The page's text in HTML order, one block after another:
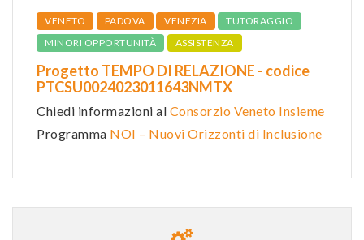
VENETO PADOVA VENEZIA
TUTORAGGIO
MINORI OPPORTUNITÀ
ASSISTENZA
Progetto TEMPO DI RELAZIONE - codice
PTCSU0024023011643NMTX
Chiedi informazioni al Consorzio Veneto Insieme
Programma NOI – Nuovi Orizzonti di Inclusione